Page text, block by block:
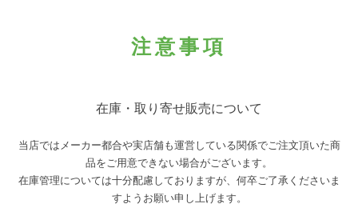
注意事項
在庫・取り寄せ販売について
当店ではメーカー都合や実店舗も運営している関係でご注文頂いた商
品をご用意できない場合がございます。
在庫管理については十分配慮しておりますが、何卒ご了承くださいま
すようお願い申し上げます。